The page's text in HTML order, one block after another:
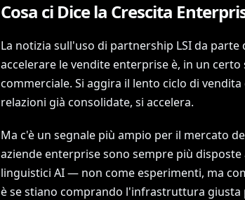
Cosa ci Dice la Crescita
La notizia sull'uso di partnership LSI da
accelerare le vendite enterprise è, in un
commerciale. Si aggira il lento ciclo di
relazioni già consolidate, si accelera.
Ma c'è un segnale più ampio per il mercato
aziende enterprise sono sempre più
linguistici AI — non come esperimenti, ma
è se stiano comprando l'infrastruttura giusta